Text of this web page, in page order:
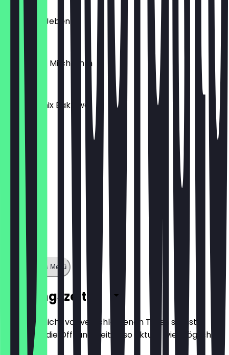
Halawit El Jeben
€ 13,00
Kunafe mit Milchrahm
€ 8,00
Syrische mix Baklawa
€ 12,00
Zeige ganzes Menü
Öffnungszeiten
Damit du nicht vor verschlossenen Türen stehst,
halten wir die Öffnungszeiten so aktuell wie möglich.